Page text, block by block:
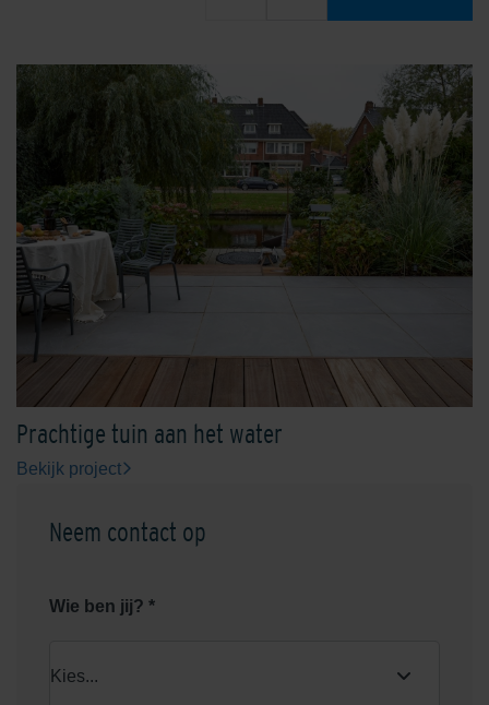
Prachtige tuin aan het water
Bekijk project
Neem contact op
Wie ben jij? *